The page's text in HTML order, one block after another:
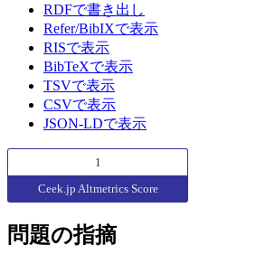
RDFで書き出し
Refer/BibIXで表示
RISで表示
BibTeXで表示
TSVで表示
CSVで表示
JSON-LDで表示
1
Ceek.jp Altmetrics Score
問題の指摘